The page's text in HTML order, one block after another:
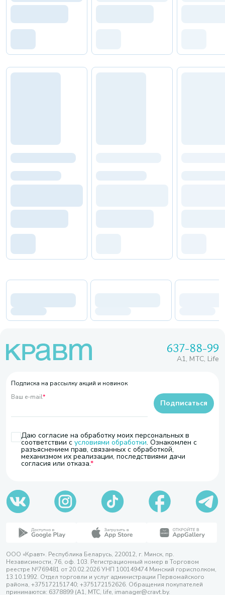
637-88-99
A1, МТС, Life
Подписка на рассылку акций и новинок
Ваш e-mail*
Даю согласие на обработку моих персональных в
соответствии с условиями обработки. Ознакомлен с
разъяснением прав, связанных с обработкой,
механизмом их реализации, последствиями дачи
согласия или отказа.
Подписаться
ООО «Кравт». Республика Беларусь, 220012, г. Минск, пр.
Независимости, 76, оф. 103. Регистрационный номер в Торговом
реестре №769481 от 20.02.2026 УНП 100149474 Минский горисполком,
13.10.1992. Отдел торговли и услуг администрации Первомайского
района, +375172151740; +375172152626. Обращения покупателей
принимаются: 6378899 (А1, МТС, life, imanager@cravt.by.